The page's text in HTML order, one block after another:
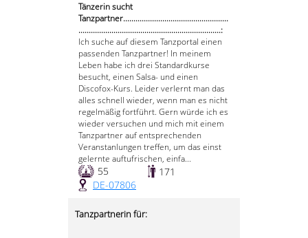
Tänzerin sucht
Tanzpartner...................................................
.....................................................................:
Ich suche auf diesem Tanzportal einen
passenden Tanzpartner! In meinem
Leben habe ich drei Standardkurse
besucht, einen Salsa- und einen
Discofox-Kurs. Leider verlernt man das
alles schnell wieder, wenn man es nicht
regelmäßig fortführt. Gern würde ich es
wieder versuchen und mich mit einem
Tanzpartner auf entsprechenden
Veranstanlungen treffen, um das einst
gelernte auftufrischen, einfa...
55
171
DE-07806
Tanzpartnerin für: